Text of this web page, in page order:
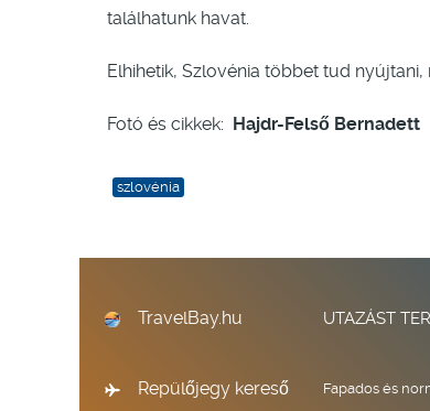
találhatunk havat.
Elhihetik, Szlovénia többet tud
Fotó és cikkek: Hajdr-Felső Bernadett
szlovénia
TravelBay.hu UTAZÁST
Repülőjegy kereső Fapados és